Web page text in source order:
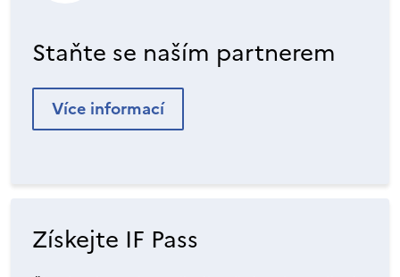
Staňte se naším partnerem
Více informací
Získejte IF Pass